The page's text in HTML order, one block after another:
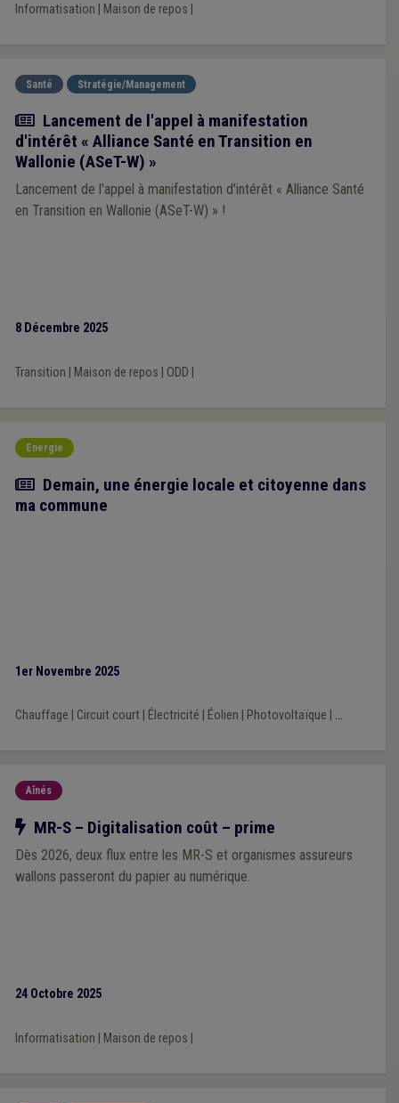
Informatisation Maison de repos
Santé Stratégie/Management
Actualité
Lancement de l'appel à manifestation
d'intérêt « Alliance Santé en Transition en
Wallonie (ASeT-W) »
Lancement de l'appel à manifestation d'intérêt « Alliance Santé
en Transition en Wallonie (ASeT-W) » !
8 Décembre 2025
Transition Maison de repos ODD
Energie
Article
Demain, une énergie locale et citoyenne dans
ma commune
1er Novembre 2025
Chauffage Circuit court| Électricité Éolien Photovoltaïque ...
Aînés
Notre action
MR-S – Digitalisation coût – prime
Dès 2026, deux flux entre les MR-S et organismes assureurs
wallons passeront du papier au numérique.
24 Octobre 2025
Informatisation Maison de repos